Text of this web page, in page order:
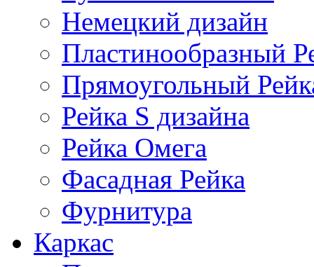
Немецкий дизайн
Пластинообразный
Прямоугольный
Рейка S дизайна
Рейка Омега
Фасадная Рейка
Фурнитура
Каркас